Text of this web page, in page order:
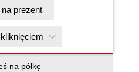
Kup na prezent
na półkę